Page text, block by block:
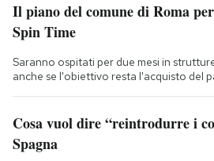
Il piano del comune di Roma
Spin Time
Saranno ospitati per due mesi in
anche se l'obiettivo resta l'acquisto del
Cosa vuol dire “reintrodurre i
Spagna